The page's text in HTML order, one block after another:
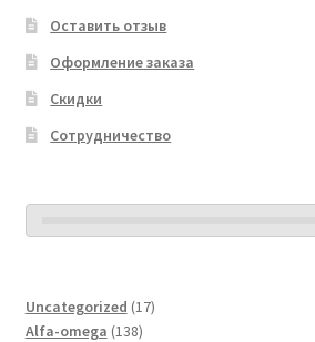
Оставить отзыв
Оформление заказа
Скидки
Сотрудничество
Uncategorized 1717
Alfa-omega 138138